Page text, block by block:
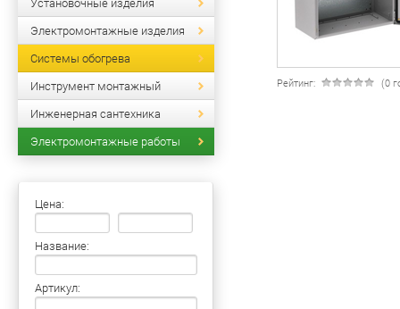
Установочные изделия
Электромонтажные изделия
Системы обогрева
Инструмент монтажный
Инженерная сантехника
Электромонтажные работы
Цена:
Название:
Артикул:
Рейтинг: (0